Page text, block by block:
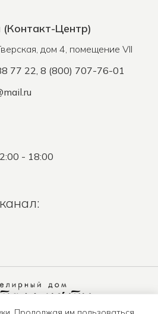
(Контакт-Центр)
дом 4, помещение VII
77 22, 8 (800) 707-76-01
- 18:00